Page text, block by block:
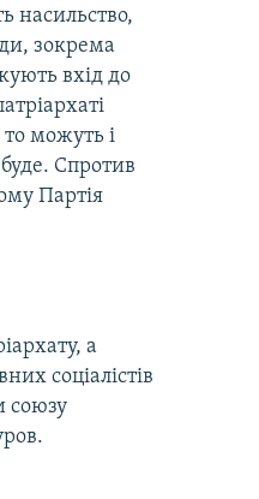
насильство,
зокрема
вхід до
можуть і
Спротив
Партія
а
соціалістів
союзу